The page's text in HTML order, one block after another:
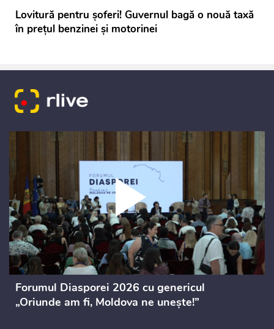
Lovitură pentru șoferi! Guvernul bagă o nouă taxă
în prețul benzinei și motorinei
Forumul Diasporei 2026 cu genericul
„Oriunde am fi, Moldova ne unește!”